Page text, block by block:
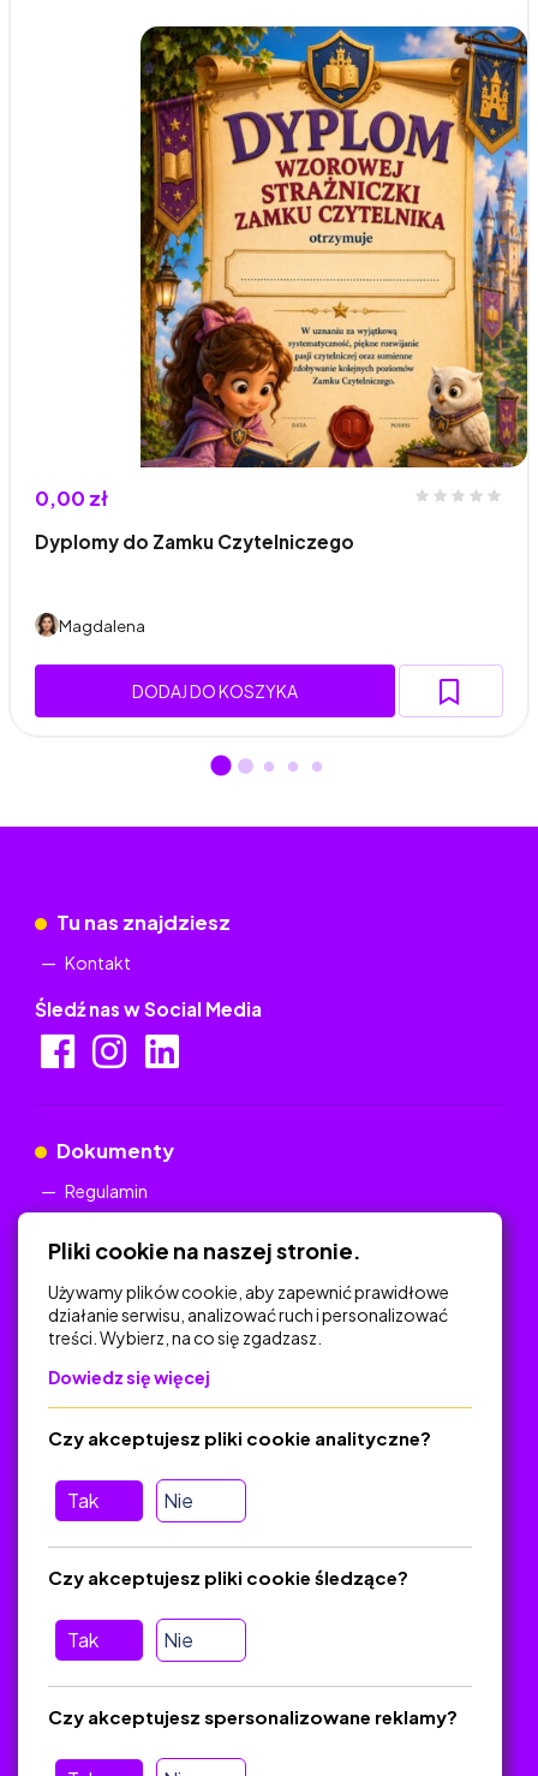
0,00 zł
Dyplomy do Zamku Czytelniczego
Magdalena
DODAJ DO KOSZYKA
Tu nas znajdziesz
Kontakt
Śledź nas w Social Media
Dokumenty
Regulamin
Na skróty
Polityka Prywatności
O platformie
Baza materiałów dydaktycznych
Jak zostać autorem
wiadomość nie trafiła do folderu SPAM)
Pliki cookie na naszej stronie.
Używamy plików cookie, aby zapewnić prawidłowe
działanie serwisu, analizować ruch i personalizować
treści. Wybierz, na co się zgadzasz.
Dowiedz się więcej
Tak Nie
Czy akceptujesz pliki cookie analityczne?
Tak Nie
Czy akceptujesz pliki cookie śledzące?
Czy akceptujesz spersonalizowane reklamy?